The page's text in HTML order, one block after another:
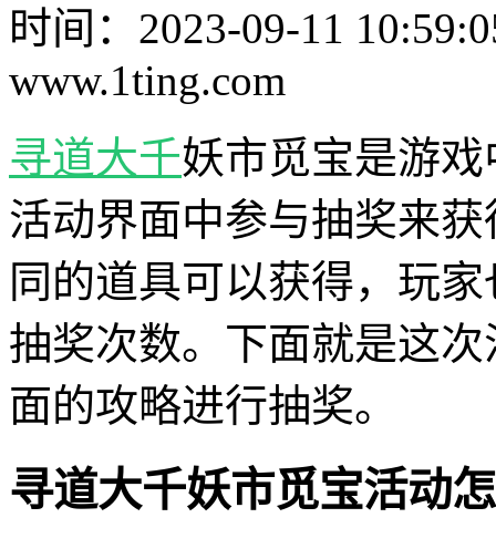
时间：2023-09-11
www.1ting.com
寻道大千妖市觅宝是游
活动界面中参与抽奖来
同的道具可以获得，玩
抽奖次数。下面就是这
面的攻略进行抽奖。
寻道大千妖市觅宝活动